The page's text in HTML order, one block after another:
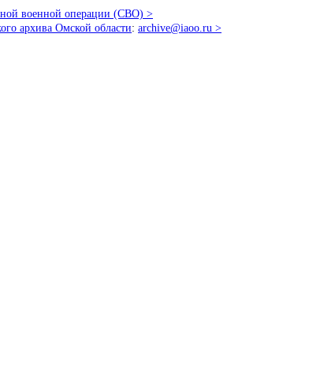
военной операции (СВО) >
архива Омской области: archive@iaoo.ru >